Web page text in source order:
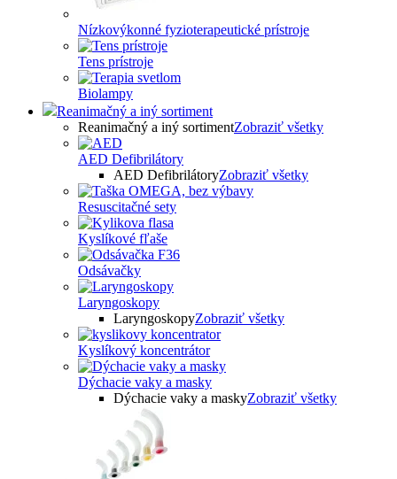
Nízkovýkonné fyzioterapeutické prístroje
Tens prístroje
Biolampy
Reanimačný a iný sortiment
Reanimačný a iný sortimentZobraziť všetky
AED Defibrilátory
AED DefibrilátoryZobraziť všetky
Resuscitačné sety
Kyslíkové fľaše
Odsávačky
Laryngoskopy
LaryngoskopyZobraziť všetky
Kyslíkový koncentrátor
Dýchacie vaky a masky
Dýchacie vaky a maskyZobraziť všetky